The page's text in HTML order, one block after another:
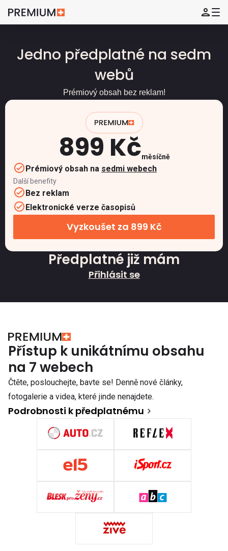
Jedno předplatné na sedm
webů
Prémiový obsah bez reklam!
899 Kčměsíčně
Prémiový obsah na sedmi webech
Další benefity
Bez reklam
Elektronické verze časopisů
Vyzkoušet za 899 Kč
Předplatné již mám
Přihlásit se
Přístup k unikátnímu obsahu
na 7 webech
Čtěte, poslouchejte, bavte se! Denně nové články,
fotogalerie a videa, které jinde nenajdete.
Podrobnosti k předplatnému